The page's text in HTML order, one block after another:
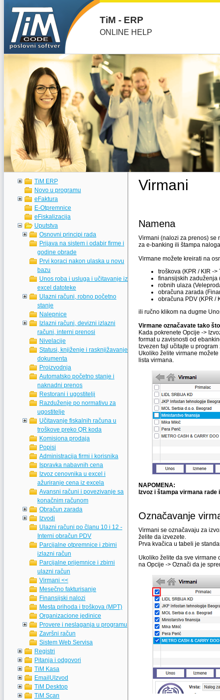
TiM - ERP
ONLINE HELP
TiM ERP
Novo u programu
eFaktura
E-Otpremnice
eFiskalizacija
Uputstva
Osnovni principi rada
Prijava na sistem i odabir firme i
godine obrade
Prvi koraci nakon ulaska u novu
bazu
Unos roba i usluga i učitavanje iz
excel datoteke
Ulazni računi, robno početno
stanje
Nalepnice
Izlazni računi, devizni izlazni
računi, interni prenosi
Nivelacije
Statusi, knjiženje i rasknjižavanje
dokumenta
Proizvodnja
Automatsko početno stanje i
naknadni prenos
Restorani i ugostitelji
Razduženje po normativu za
ugostitelje
Učitavanje fiskalnih računa u
troškove preko QR koda
Komisiona prodaja
Popisi
Administracija firmi i korisnika
Ispravka nabavnih cena
Izvoz cenovnika u excel i
ažuriranje cena iz excela
Avansni računi i povezivanje sa
konačnim računom
Obračun zarada
Izvodi
Ulazni računi po članu 10 i 12 -
Interni obračun PDV
Parcijalne otpremnice i zbirni
izlazni račun
Parcijalne prijemnice i zbirni
ulazni račun
Virmani <<
Mesečno fakturisanje
Finansijski nalozi
Mesta prihoda i troškova (MPT)
Organizacione jedinice
Provere i neslaganja u programu
Završni račun
Sistem Web Servisa
Registri
Pitanja i odgovori
TiM Kasa
EmailUIzvod
TiM Desktop
TiM Scan
Virmani
Namena
Virmani (nalozi za prenos) se
za e-banking ili štampa
Virmane možete kreirati na
troškova (KPR / KIR -
finansijskih zaduženja
robnih ulaza
obračuna zarada
obračuna PDV (KPR /
ili ručno klikom na dugme
Virmane označavate tako
Kada pokrenete Opcije ->
format u zavisnosti od
Izvezen fajl učitajte u
Ukoliko želite virmane
lista virmana.
NAPOMENA:
Izvoz i štampa virmana
Označavanje
Virmani se označavaju za
želite da izvezete.
Prva kvačica u tabeli je
Ukoliko želite da sve virmane
na Opcije -> Označi da je